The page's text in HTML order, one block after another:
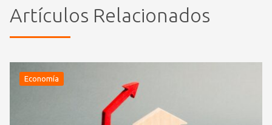
Artículos Relacionados
Economía